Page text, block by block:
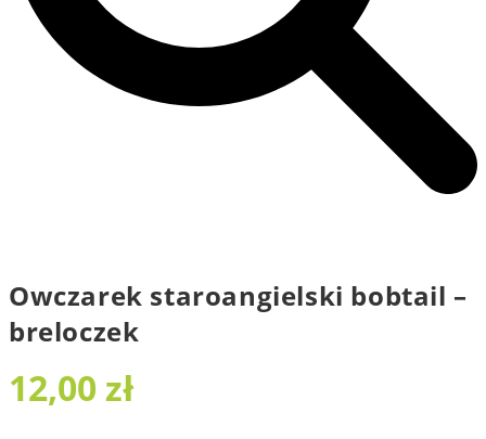
Owczarek staroangielski bobtail –
breloczek
12,00 zł